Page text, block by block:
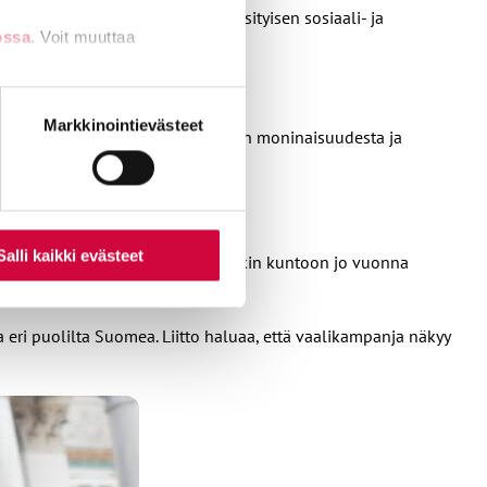
. Voit muuttaa
tai
Markkinointievästeet
kaikki evästeet
käyntejä varsinkin yksityisen sosiaali- ja
kielikoulutuksia.
lisätä tietoa sukupuolen moninaisuudesta ja
ja muut vaalijärjestelyt kuitenkin kuntoon jo vuonna
puolilta Suomea. Liitto haluaa, että vaalikampanja näkyy